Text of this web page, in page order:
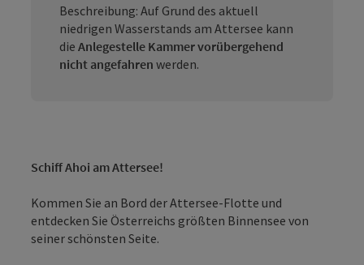
Beschreibung: Auf Grund des aktuell
niedrigen Wasserstands am Attersee kann
die Anlegestelle Kammer vorübergehend
nicht angefahren werden.
Schiff Ahoi am Attersee!
Kommen Sie an Bord der Attersee-Flotte und
entdecken Sie Österreichs größten Binnensee von
seiner schönsten Seite.